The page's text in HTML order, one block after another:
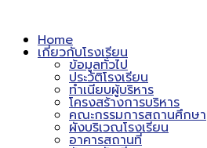
Home
เกี่ยวกับโรงเรียน
ข้อมูลทั่วไป
ประวัติโรงเรียน
ทำเนียบผู้บริหาร
โครงสร้างการบริหาร
คณะกรรมการสถานศึกษา
ผังบริเวณโรงเรียน
อาคารสถานที่